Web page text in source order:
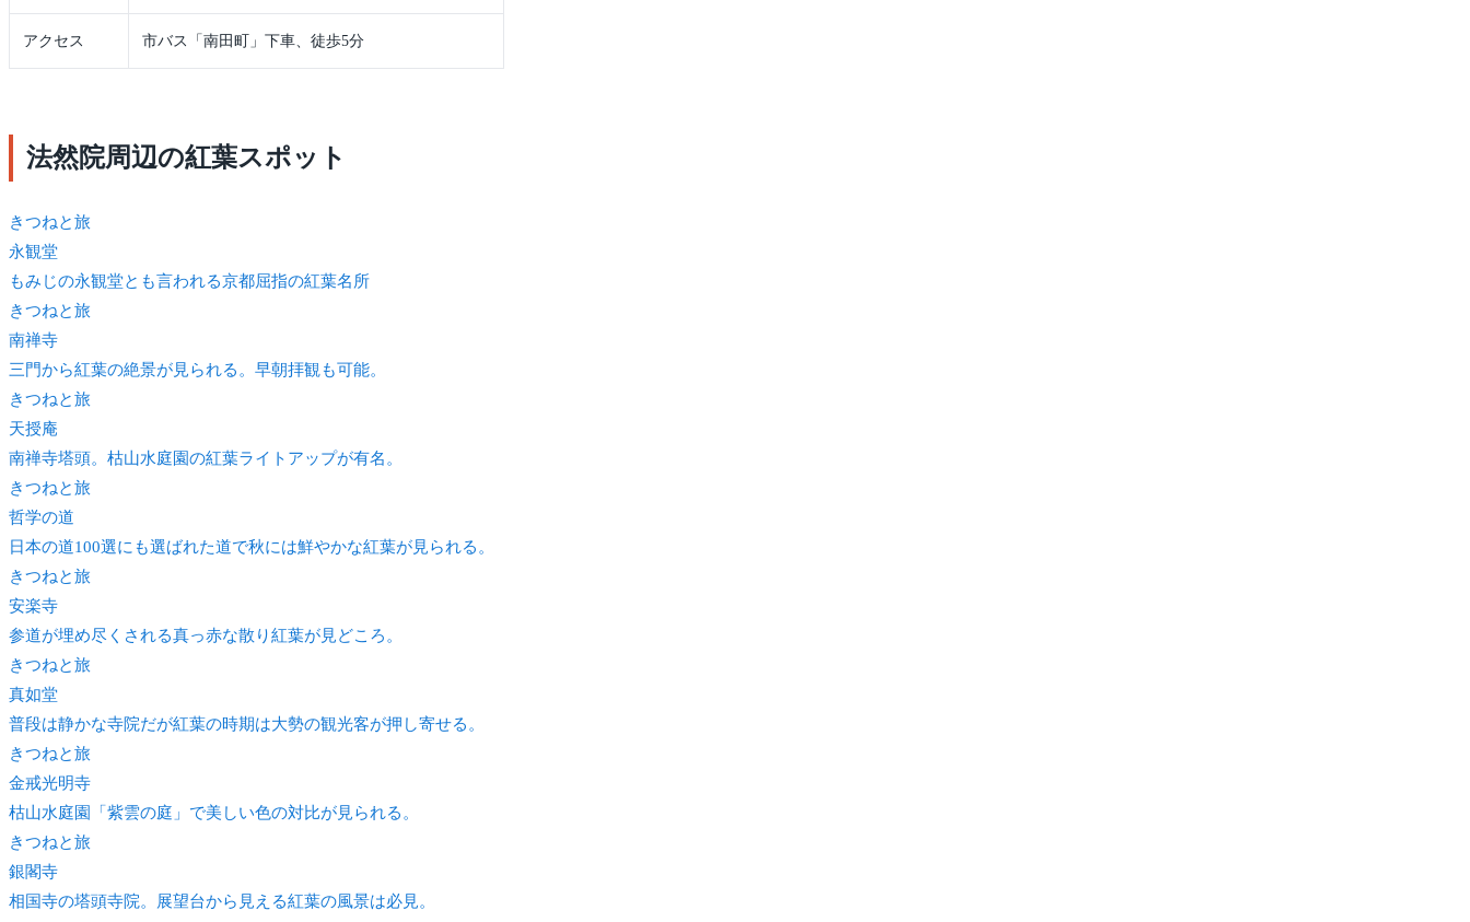
アクセス 市バス「南田町」下車、徒歩5分
法然院周辺の紅葉スポット
きつねと旅
永観堂
もみじの永観堂とも言われる京都屈指の紅葉名所
きつねと旅
南禅寺
三門から紅葉の絶景が見られる。早朝拝観も可能。
きつねと旅
天授庵
南禅寺塔頭。枯山水庭園の紅葉ライトアップが有名。
きつねと旅
哲学の道
日本の道100選にも選ばれた道で秋には鮮やかな紅葉が見られる。
きつねと旅
安楽寺
参道が埋め尽くされる真っ赤な散り紅葉が見どころ。
きつねと旅
真如堂
普段は静かな寺院だが紅葉の時期は大勢の観光客が押し寄せる。
きつねと旅
金戒光明寺
枯山水庭園「紫雲の庭」で美しい色の対比が見られる。
きつねと旅
銀閣寺
相国寺の塔頭寺院。展望台から見える紅葉の風景は必見。